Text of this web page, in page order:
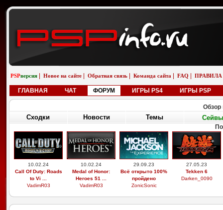
PSPверсия Новое на сайте Обратная связь Команда сайта FAQ ПРАВИЛА
ГЛАВНАЯ ЧАТ ФОРУМ ИГРЫ PS4 ИГРЫ PSP
Обзор
Сходки Новости Темы Сейвы
10.02.24
Call Of Duty: Roads
to Vi ...
VadimR03
10.02.24
Medal of Honor:
Heroes 51 ...
VadimR03
29.09.23
Всё открыто 100%
пройдено
ZonicSonic
27.05.23
Tekken 6
Darken_0090